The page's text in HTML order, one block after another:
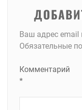
Ваш адрес email
Обязательные
Комментарий
*